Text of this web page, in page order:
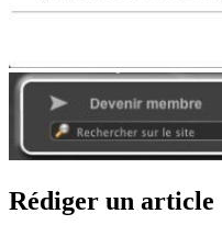
Rédiger un article